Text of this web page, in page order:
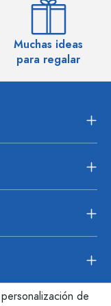
Muchas ideas
para regalar
de